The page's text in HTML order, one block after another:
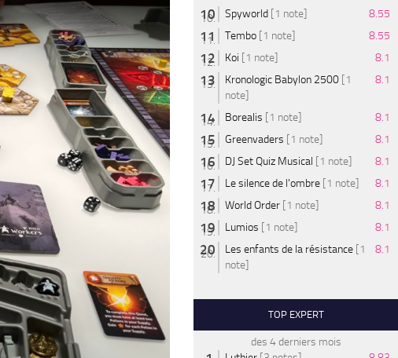
Spyworld [1 note]
8.55
Tembo [1 note]
8.55
Koi [1 note]
8.1
Kronologic Babylon 2500 [1
note]
8.1
Borealis [1 note]
8.1
Greenvaders [1 note]
8.1
DJ Set Quiz Musical [1 note]
8.1
Le silence de l'ombre [1 note]
8.1
World Order [1 note]
8.1
Lumios [1 note]
8.1
Les enfants de la résistance [1
note]
8.1
TOP EXPERT
des 4 derniers mois